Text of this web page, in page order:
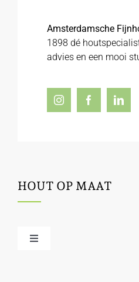
Amsterdamsche
1898 dé
advies en een mooi
HOUT OP MAAT
Toggle